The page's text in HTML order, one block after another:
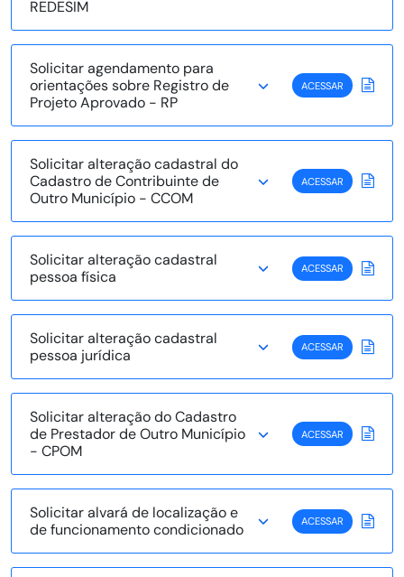
REDESIM
Solicitar agendamento para
orientações sobre Registro de
Projeto Aprovado - RP
ACESSAR
Solicitar alteração cadastral do
Cadastro de Contribuinte de
Outro Município - CCOM
ACESSAR
Solicitar alteração cadastral
pessoa física
ACESSAR
Solicitar alteração cadastral
pessoa jurídica
ACESSAR
Solicitar alteração do Cadastro
de Prestador de Outro Município
- CPOM
ACESSAR
Solicitar alvará de localização e
de funcionamento condicionado
ACESSAR